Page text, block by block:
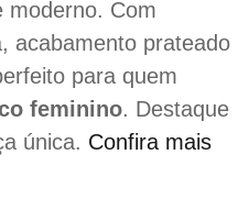
moderno. Com
acabamento prateado
para quem
feminino. Destaque
única. Confira mais